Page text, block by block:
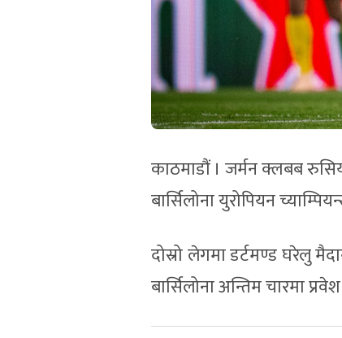
काठमाडौं । जर्मन क्लबब
बार्सिलोना युरोपियन
दोस्रो लेगमा डर्टमण्ड घरेलु
बार्सिलोना अन्तिम चारमा